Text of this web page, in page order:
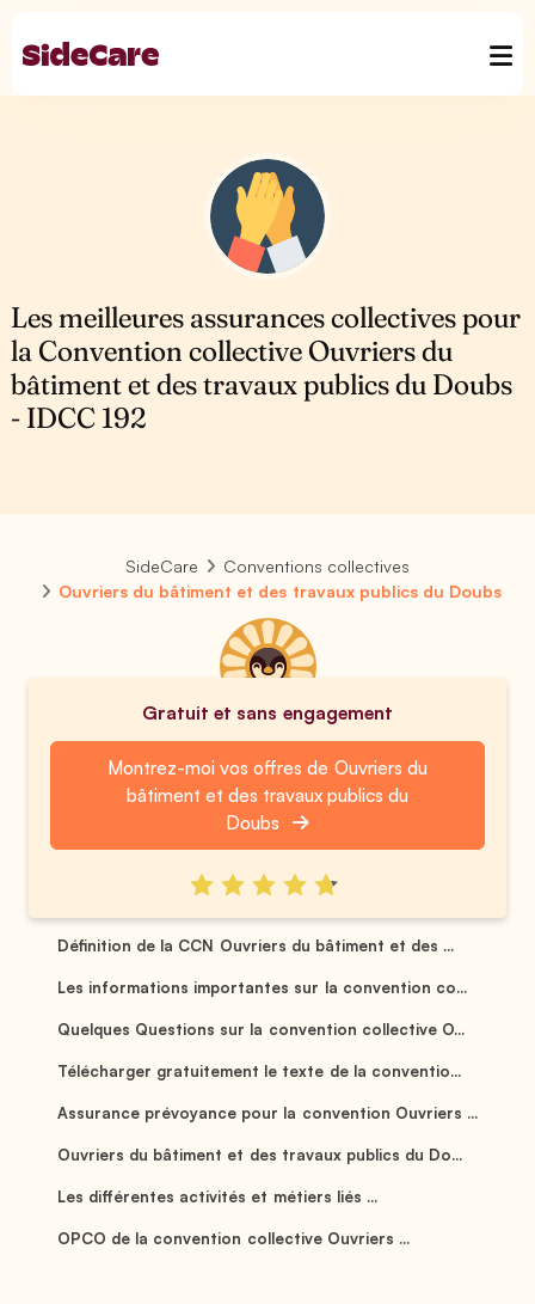
Les meilleures assurances collectives pour
la Convention collective Ouvriers du
bâtiment et des travaux publics du Doubs
- IDCC 192
SideCare
Conventions collectives
Ouvriers du bâtiment et des travaux publics du Doubs
Gratuit et sans engagement
Montrez-moi vos offres de Ouvriers du
bâtiment et des travaux publics du
Doubs
Définition de la CCN Ouvriers du bâtiment et des ...
Les informations importantes sur la convention co...
Quelques Questions sur la convention collective O...
Télécharger gratuitement le texte de la conventio...
Assurance prévoyance pour la convention Ouvriers ...
Ouvriers du bâtiment et des travaux publics du Do...
Les différentes activités et métiers liés ...
OPCO de la convention collective Ouvriers ...